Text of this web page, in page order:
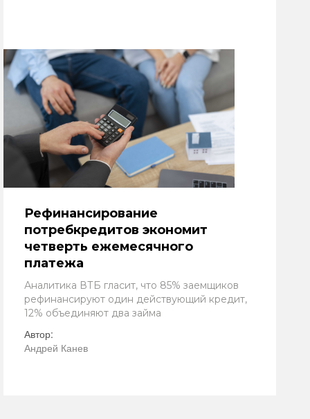
Рефинансирование
потребкредитов экономит
четверть ежемесячного
платежа
Аналитика ВТБ гласит, что 85% заемщиков
рефинансируют один действующий кредит,
12% объединяют два займа
Автор:
Андрей Канев